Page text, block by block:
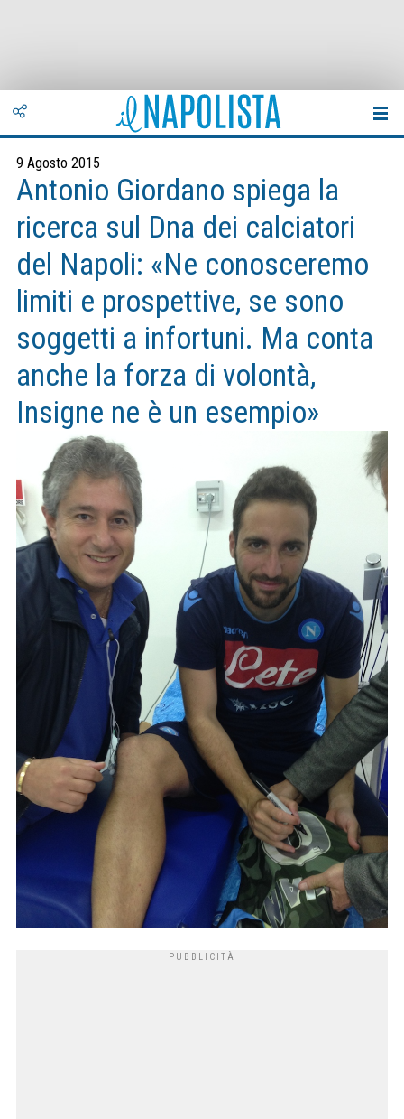
9 Agosto 2015
Antonio Giordano spiega la
ricerca sul Dna dei calciatori
del Napoli: «Ne conosceremo
limiti e prospettive, se sono
soggetti a infortuni. Ma conta
anche la forza di volontà,
Insigne ne è un esempio»